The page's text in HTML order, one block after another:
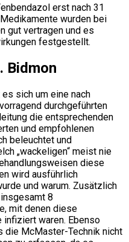
erst nach 31
wurden bei
gut vertragen und es
festgestellt.
Bidmon
sich um eine nach
durchgeführten
die entsprechenden
und empfohlenen
beleuchtet und
„wackeligen“ meist nie
diese
wird ausführlich
und warum. Zusätzlich
8
mit denen diese
infiziert waren. Ebenso
die McMaster-Technik nicht